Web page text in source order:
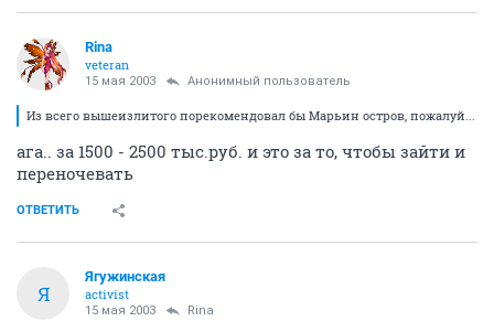
Rina
veteran
15 мая 2003 Анонимный пользователь
Из всего вышеизлитого порекомендовал бы Марьин остров, пожалуй...
ага.. за 1500 - 2500 тыс.руб. и это за то, чтобы зайти и
переночевать
ОТВЕТИТЬ
Я
Ягужинская
activist
15 мая 2003 Rina